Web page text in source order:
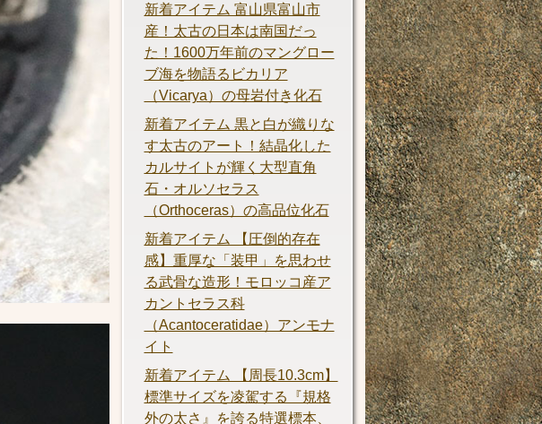
新着アイテム 富山県富山市
産！太古の日本は南国だっ
た！1600万年前のマングロー
ブ海を物語るビカリア
（Vicarya）の母岩付き化石
新着アイテム 黒と白が織りな
す太古のアート！結晶化した
カルサイトが輝く大型直角
石・オルソセラス
（Orthoceras）の高品位化石
新着アイテム 【圧倒的存在
感】重厚な「装甲」を思わせ
る武骨な造形！モロッコ産ア
カントセラス科
（Acantoceratidae）アンモナ
イト
新着アイテム 【周長10.3cm】
標準サイズを凌駕する『規格
外の太さ』を誇る特選標本、